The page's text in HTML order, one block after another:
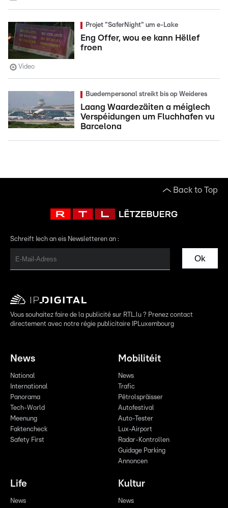
Projet "SaferNight" um e-Lake
Eng Offer, wou ee kann Hëllef
froen
Video
Buedempersonal streikt bis op Weideres
Laang Waardezäiten a méiglech
Verspéidungen um Fluchhafen vu
Barcelona
Back to Top
Schreift Iech an eis Newsletteren an :
Ok
Vous souhaitez faire de la publicité sur RTL.lu ? Prenez contact
directement avec notre régie publicitaire IPLuxembourg
News
National
International
Panorama
Tech-World
Meenung
Faktencheck
Safety First
Mobilitéit
News
Trafic
Pëtrolspräisser
Autofestival
Auto-Tester
Lux-Airport
Radar-Kontrollen
Guidage Parking
Annoncen
Life
News
Kultur
News